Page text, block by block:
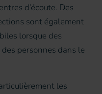
d’écoute. Des
sont également
lorsque des
personnes dans le
les